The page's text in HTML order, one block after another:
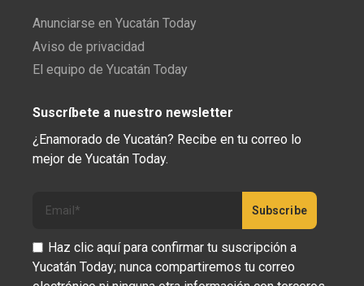
Anunciarse en Yucatán Today
Aviso de privacidad
El equipo de Yucatán Today
Suscríbete a nuestro newsletter
¿Enamorado de Yucatán? Recibe en tu correo lo
mejor de Yucatán Today.
Haz clic aquí para confirmar tu suscripción a
Yucatán Today; nunca compartiremos tu correo